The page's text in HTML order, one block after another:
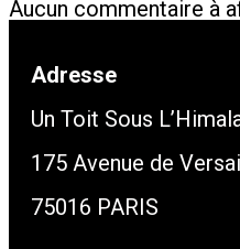
Aucun commentaire à
Adresse
Un Toit Sous
175 Avenue de
75016 PARIS